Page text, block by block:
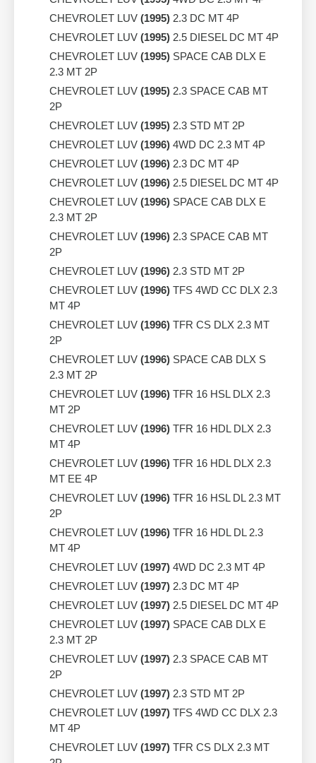
CHEVROLET LUV (1995) 2.3 DC MT 4P
CHEVROLET LUV (1995) 2.5 DIESEL DC MT 4P
CHEVROLET LUV (1995) SPACE CAB DLX E
2.3 MT 2P
CHEVROLET LUV (1995) 2.3 SPACE CAB MT
2P
CHEVROLET LUV (1995) 2.3 STD MT 2P
CHEVROLET LUV (1996) 4WD DC 2.3 MT 4P
CHEVROLET LUV (1996) 2.3 DC MT 4P
CHEVROLET LUV (1996) 2.5 DIESEL DC MT 4P
CHEVROLET LUV (1996) SPACE CAB DLX E
2.3 MT 2P
CHEVROLET LUV (1996) 2.3 SPACE CAB MT
2P
CHEVROLET LUV (1996) 2.3 STD MT 2P
CHEVROLET LUV (1996) TFS 4WD CC DLX 2.3
MT 4P
CHEVROLET LUV (1996) TFR CS DLX 2.3 MT
2P
CHEVROLET LUV (1996) SPACE CAB DLX S
2.3 MT 2P
CHEVROLET LUV (1996) TFR 16 HSL DLX 2.3
MT 2P
CHEVROLET LUV (1996) TFR 16 HDL DLX 2.3
MT 4P
CHEVROLET LUV (1996) TFR 16 HDL DLX 2.3
MT EE 4P
CHEVROLET LUV (1996) TFR 16 HSL DL 2.3 MT
2P
CHEVROLET LUV (1996) TFR 16 HDL DL 2.3
MT 4P
CHEVROLET LUV (1997) 4WD DC 2.3 MT 4P
CHEVROLET LUV (1997) 2.3 DC MT 4P
CHEVROLET LUV (1997) 2.5 DIESEL DC MT 4P
CHEVROLET LUV (1997) SPACE CAB DLX E
2.3 MT 2P
CHEVROLET LUV (1997) 2.3 SPACE CAB MT
2P
CHEVROLET LUV (1997) 2.3 STD MT 2P
CHEVROLET LUV (1997) TFS 4WD CC DLX 2.3
MT 4P
CHEVROLET LUV (1997) TFR CS DLX 2.3 MT